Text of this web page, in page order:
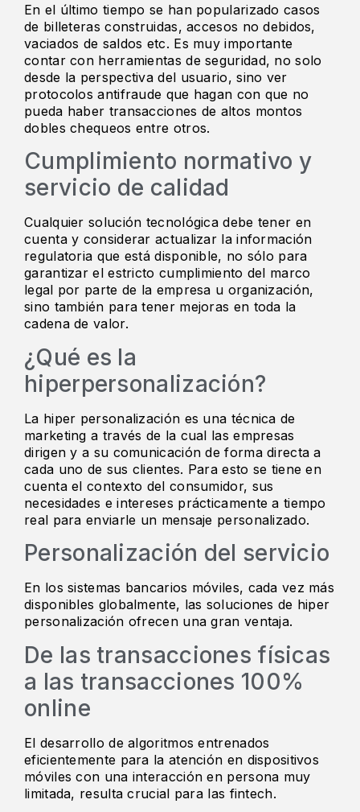
En el último tiempo se han popularizado casos
de billeteras construidas, accesos no debidos,
vaciados de saldos etc. Es muy importante
contar con herramientas de seguridad, no solo
desde la perspectiva del usuario, sino ver
protocolos antifraude que hagan con que no
pueda haber transacciones de altos montos
dobles chequeos entre otros.
Cumplimiento normativo y
servicio de calidad
Cualquier solución tecnológica debe tener en
cuenta y considerar actualizar la información
regulatoria que está disponible, no sólo para
garantizar el estricto cumplimiento del marco
legal por parte de la empresa u organización,
sino también para tener mejoras en toda la
cadena de valor.
¿Qué es la
hiperpersonalización?
La hiper personalización es una técnica de
marketing a través de la cual las empresas
dirigen y a su comunicación de forma directa a
cada uno de sus clientes. Para esto se tiene en
cuenta el contexto del consumidor, sus
necesidades e intereses prácticamente a tiempo
real para enviarle un mensaje personalizado.
Personalización del servicio
En los sistemas bancarios móviles, cada vez más
disponibles globalmente, las soluciones de hiper
personalización ofrecen una gran ventaja.
De las transacciones físicas
a las transacciones 100%
online
El desarrollo de algoritmos entrenados
eficientemente para la atención en dispositivos
móviles con una interacción en persona muy
limitada, resulta crucial para las fintech.